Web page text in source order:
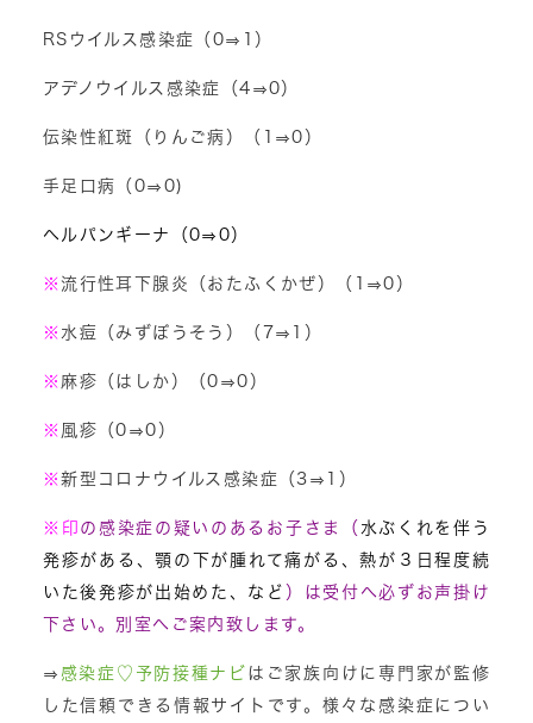
RSウイルス感染症（0⇒1）
アデノウイルス感染症（4⇒0 ）
伝染性紅斑（りんご病）（1⇒0）
手足口病（0⇒0)
ヘルパンギーナ（0⇒0）
※流行性耳下腺炎（おたふくかぜ）（1⇒0）
※ 水痘（みずぼうそう）（7⇒1）
※ 麻疹（はしか）（0⇒0）
※ 風疹（0⇒0）
※新型コロナウイルス感染症（3⇒1）
※ 印 の感染症の疑いのあるお子さま（ 水ぶくれを伴う
発疹がある、顎の下が腫れて痛がる、熱が３日程度続
いた後発疹が出始めた、など ）は受付へ必ずお声掛け
下さい。別室へご案内致します。
⇒ 感染症♡予防接種ナビ はご家族向けに専門家が監修
した信頼できる情報サイトです。様々な感染症につい